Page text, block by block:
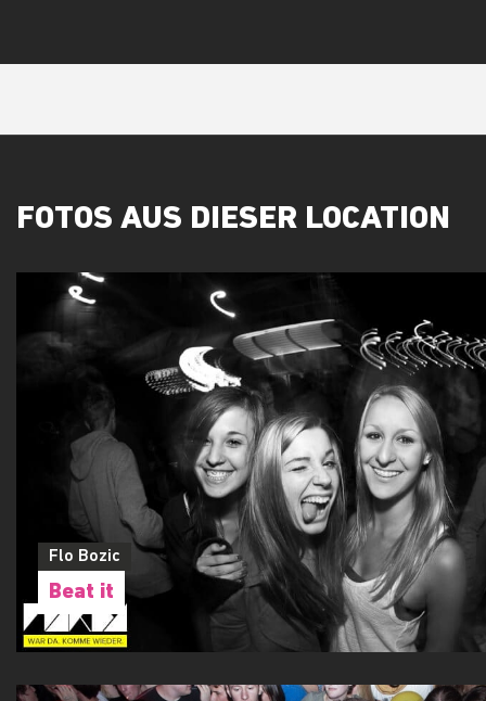
FOTOS AUS DIESER LOCATION
Flo Bozic
Beat it